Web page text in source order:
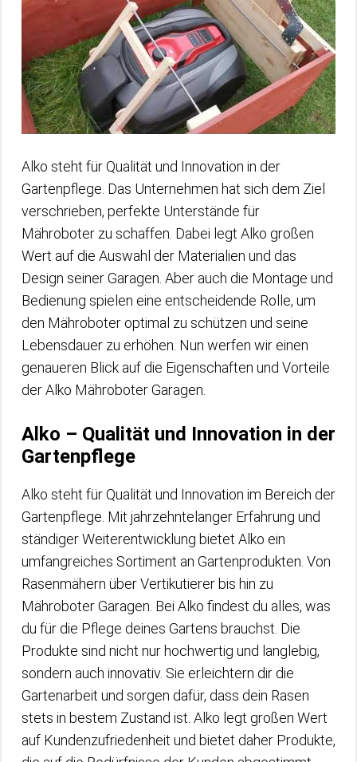
Alko steht für Qualität und Innovation in der
Gartenpflege. Das Unternehmen hat sich dem Ziel
verschrieben, perfekte Unterstände für
Mähroboter zu schaffen. Dabei legt Alko großen
Wert auf die Auswahl der Materialien und das
Design seiner Garagen. Aber auch die Montage und
Bedienung spielen eine entscheidende Rolle, um
den Mähroboter optimal zu schützen und seine
Lebensdauer zu erhöhen. Nun werfen wir einen
genaueren Blick auf die Eigenschaften und Vorteile
der Alko Mähroboter Garagen.
Alko – Qualität und Innovation in der
Gartenpflege
Alko steht für Qualität und Innovation im Bereich der
Gartenpflege. Mit jahrzehntelanger Erfahrung und
ständiger Weiterentwicklung bietet Alko ein
umfangreiches Sortiment an Gartenprodukten. Von
Rasenmähern über Vertikutierer bis hin zu
Mähroboter Garagen. Bei Alko findest du alles, was
du für die Pflege deines Gartens brauchst. Die
Produkte sind nicht nur hochwertig und langlebig,
sondern auch innovativ. Sie erleichtern dir die
Gartenarbeit und sorgen dafür, dass dein Rasen
stets in bestem Zustand ist. Alko legt großen Wert
auf Kundenzufriedenheit und bietet daher Produkte,